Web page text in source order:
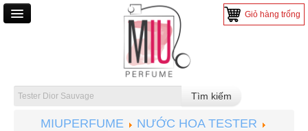
Giỏ hàng trống
NƯỚC HOA NAM
NƯỚC HOA NỮ
MIUPERFUME
NƯỚC HOA TESTER